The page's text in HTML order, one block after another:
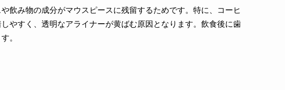
飲み物の成分がマウスピースに残留するためです。特に、コーヒ
やすく、透明なアライナーが黄ばむ原因となります。飲食後に歯
。